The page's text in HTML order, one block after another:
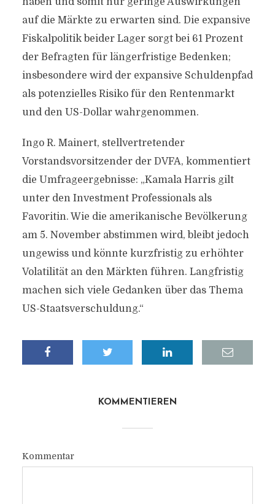
auf die Märkte zu erwarten sind. Die expansive
Fiskalpolitik beider Lager sorgt bei 61 Prozent
der Befragten für längerfristige Bedenken;
insbesondere wird der expansive Schuldenpfad
als potenzielles Risiko für den Rentenmarkt
und den US-Dollar wahrgenommen.
Ingo R. Mainert, stellvertretender
Vorstandsvorsitzender der DVFA, kommentiert
die Umfrageergebnisse: „Kamala Harris gilt
unter den Investment Professionals als
Favoritin. Wie die amerikanische Bevölkerung
am 5. November abstimmen wird, bleibt jedoch
ungewiss und könnte kurzfristig zu erhöhter
Volatilität an den Märkten führen. Langfristig
machen sich viele Gedanken über das Thema
US-Staatsverschuldung.“
KOMMENTIEREN
Kommentar